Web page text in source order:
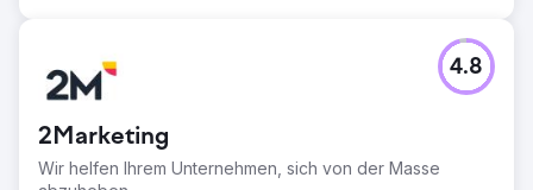
2Marketing
Wir helfen Ihrem Unternehmen, sich von der Masse
4.8